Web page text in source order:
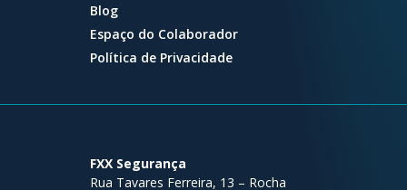
Blog
Espaço do Colaborador
Política de Privacidade
FXX Segurança
Rua Tavares Ferreira, 13 – Rocha